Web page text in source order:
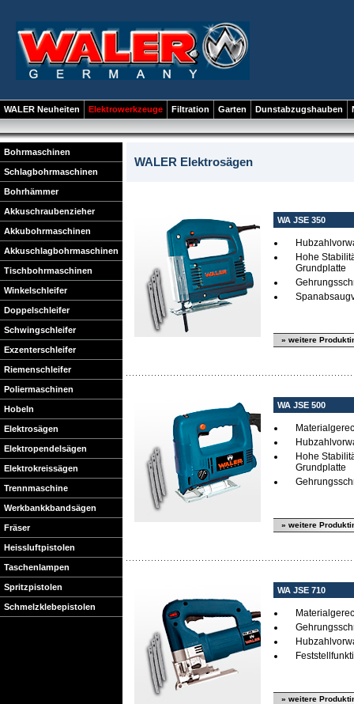
WALER Neuheiten Elektrowerkzeuge Filtration Garten Dunstabzugshauben
Bohrmaschinen
Schlagbohrmaschinen
Bohrhämmer
Akkuschraubenzieher
Akkubohrmaschinen
Akkuschlagbohrmaschinen
Tischbohrmaschinen
Winkelschleifer
Doppelschleifer
Schwingschleifer
Exzenterschleifer
Riemenschleifer
Poliermaschinen
Hobeln
Elektrosägen
Elektropendelsägen
Elektrokreissägen
Trennmaschine
Werkbankkbandsägen
Fräser
Heissluftpistolen
Taschenlampen
Spritzpistolen
Schmelzklebepistolen
WALER Elektrosägen
WA JSE 350
Hohe
Grundplatte
» weitere
WA JSE 500
Hohe
Grundplatte
» weitere
WA JSE 710
» weitere